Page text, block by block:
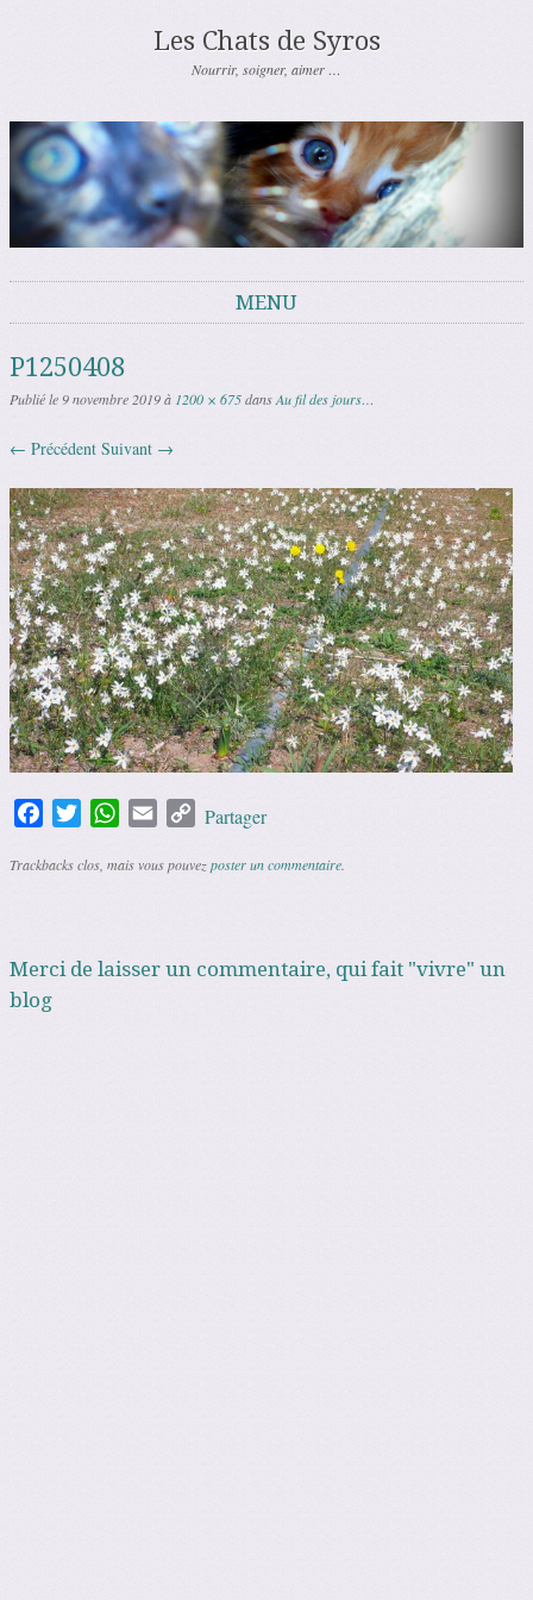
Les Chats de Syros
Nourrir, soigner, aimer …
MENU
P1250408
Publié le9 novembre 2019à 1200 × 675dansAu fil des jours…
← Précédent Suivant →
FacebookTwitterWhatsApp
Email Copy
Partager
Trackbacks clos, mais vous pouvezposter un commentaire
Merci de laisser un commentaire, qui fait "vivre" un
blog